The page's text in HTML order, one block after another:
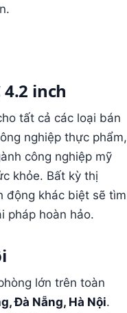
4.2 inch
tất cả các loại bán
nghiệp thực phẩm,
công nghiệp mỹ
khỏe. Bất kỳ thị
động khác biệt sẽ tìm
pháp hoàn hảo.
lớn trên toàn
Đà Nẵng, Hà Nội.